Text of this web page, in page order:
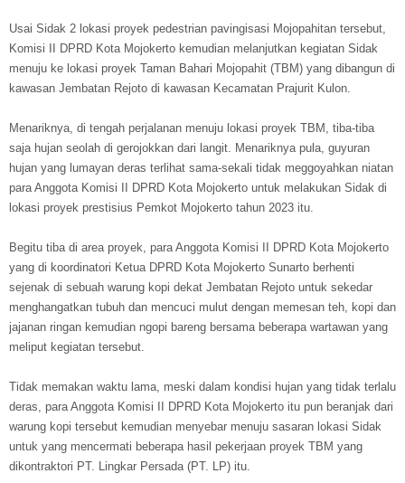
Usai Sidak 2 lokasi proyek pedestrian pavingisasi Mojopahitan tersebut,
Komisi II DPRD Kota Mojokerto kemudian melanjutkan kegiatan Sidak
menuju ke lokasi proyek Taman Bahari Mojopahit (TBM) yang dibangun di
kawasan Jembatan Rejoto di kawasan Kecamatan Prajurit Kulon.
Menariknya, di tengah perjalanan menuju lokasi proyek TBM, tiba-tiba
saja hujan seolah di gerojokkan dari langit. Menariknya pula, guyuran
hujan yang lumayan deras terlihat sama-sekali tidak meggoyahkan niatan
para Anggota Komisi II DPRD Kota Mojokerto untuk melakukan Sidak di
lokasi proyek prestisius Pemkot Mojokerto tahun 2023 itu.
Begitu tiba di area proyek, para Anggota Komisi II DPRD Kota Mojokerto
yang di koordinatori Ketua DPRD Kota Mojokerto Sunarto berhenti
sejenak di sebuah warung kopi dekat Jembatan Rejoto untuk sekedar
menghangatkan tubuh dan mencuci mulut dengan memesan teh, kopi dan
jajanan ringan kemudian ngopi bareng bersama beberapa wartawan yang
meliput kegiatan tersebut.
Tidak memakan waktu lama, meski dalam kondisi hujan yang tidak terlalu
deras, para Anggota Komisi II DPRD Kota Mojokerto itu pun beranjak dari
warung kopi tersebut kemudian menyebar menuju sasaran lokasi Sidak
untuk yang mencermati beberapa hasil pekerjaan proyek TBM yang
dikontraktori PT. Lingkar Persada (PT. LP) itu.